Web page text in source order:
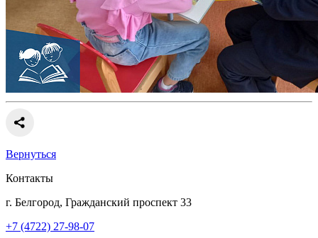
Вернуться
Контакты
г. Белгород, Гражданский проспект 33
+7 (4722) 27-98-07